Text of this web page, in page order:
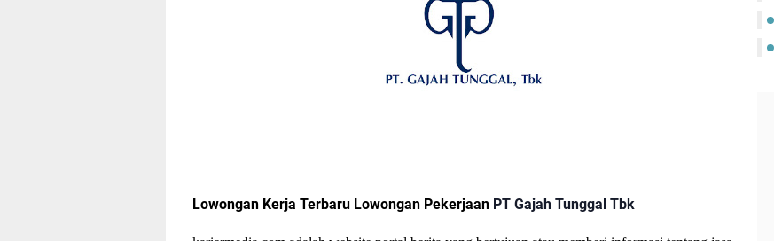
Lowongan Kerja Terbaru Lowongan Pekerjaan PT Gajah Tunggal Tbk